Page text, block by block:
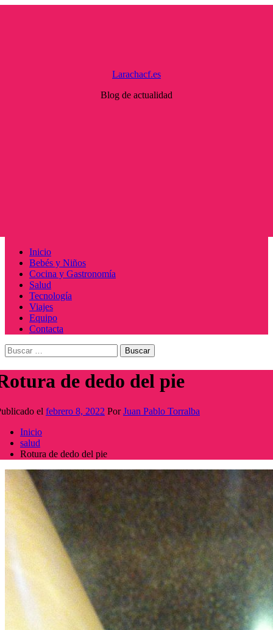
Larachacf.es
Blog de actualidad
Menú
principal
Inicio
Bebés y Niños
Cocina y Gastronomía
Salud
Tecnología
Viajes
Equipo
Contacta
Buscar:
de dedo del pie
el febrero 8, 2022 PorJuan Pablo Torralba
Inicio
salud
Rotura de dedo del pie